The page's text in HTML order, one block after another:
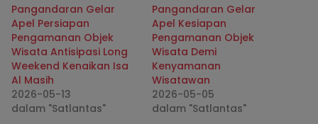
Pangandaran Gelar
Apel Persiapan
Pengamanan Objek
Wisata Antisipasi Long
Weekend Kenaikan Isa
Al Masih
2026-05-13
dalam "Satlantas"
Pangandaran Gelar
Apel Kesiapan
Pengamanan Objek
Wisata Demi
Kenyamanan
Wisatawan
2026-05-05
dalam "Satlantas"